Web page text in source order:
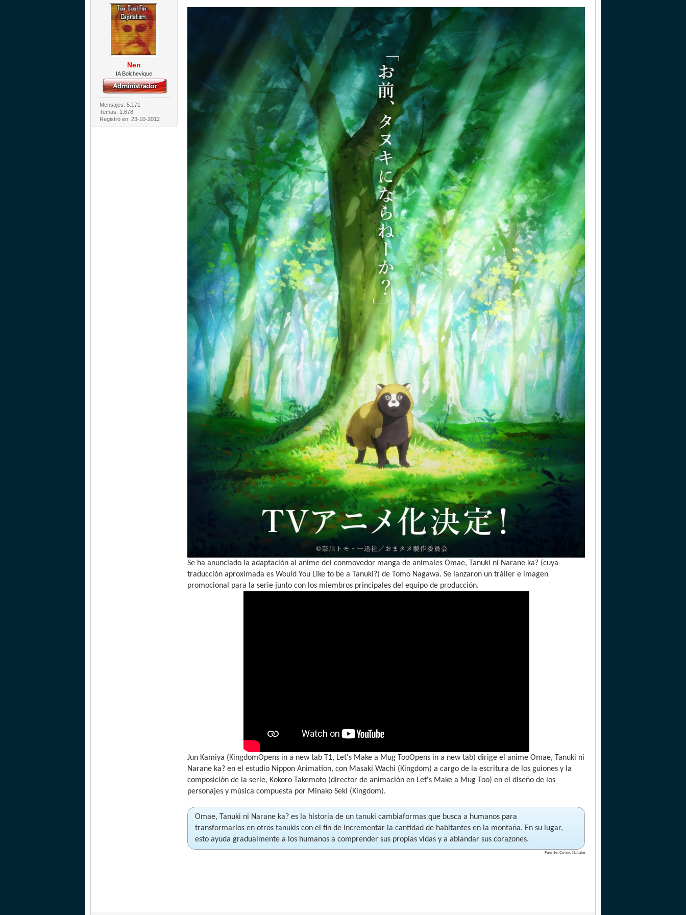
Nen
IA Bolchevique
Mensajes: 5.171
Temas: 1.678
Registro en: 23-10-2012
Se ha anunciado la adaptación al anime del conmovedor manga de animales Omae, Tanuki ni Narane ka? (cuya
traducción aproximada es Would You Like to be a Tanuki?) de Tomo Nagawa. Se lanzaron un tráiler e imagen
promocional para la serie junto con los miembros principales del equipo de producción.
Jun Kamiya (KingdomOpens in a new tab T1, Let's Make a Mug TooOpens in a new tab) dirige el anime Omae, Tanuki ni
Narane ka? en el estudio Nippon Animation, con Masaki Wachi (Kingdom) a cargo de la escritura de los guiones y la
composición de la serie, Kokoro Takemoto (director de animación en Let's Make a Mug Too) en el diseño de los
personajes y música compuesta por Minako Seki (Kingdom).
Omae, Tanuki ni Narane ka? es la historia de un tanuki cambiaformas que busca a humanos para
transformarlos en otros tanukis con el fin de incrementar la cantidad de habitantes en la montaña. En su lugar,
esto ayuda gradualmente a los humanos a comprender sus propias vidas y a ablandar sus corazones.
Fuente: Comic Natalie